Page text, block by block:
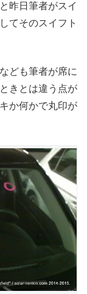
昨日筆者がスイ
てそのスイフト
ども筆者が席に
きとは違う点が
か何かで丸印が